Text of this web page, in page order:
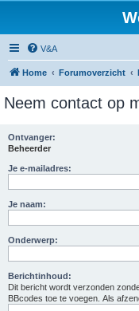
V&A
Home Forumoverzicht
Neem contact op
Ontvanger:
Beheerder
Je e-mailadres:
Je naam:
Onderwerp:
Berichtinhoud:
Dit bericht wordt verzonden
BBcodes toe te voegen. Als